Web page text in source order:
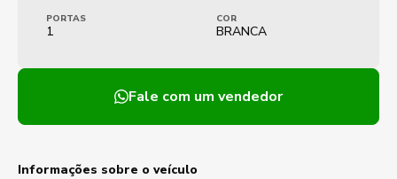
PORTAS
1
COR
BRANCA
Fale com um vendedor
Informações sobre o veículo